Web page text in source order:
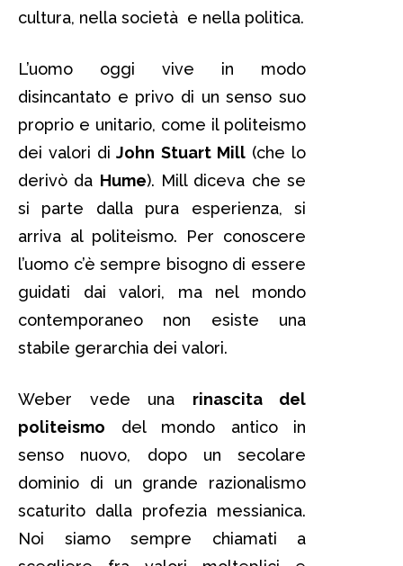
cultura, nella società e nella politica.
L’uomo oggi vive in modo
disincantato e privo di un senso suo
proprio e unitario, come il politeismo
dei valori di John Stuart Mill(che lo
derivò da Hume). Mill diceva che se
si parte dalla pura esperienza, si
arriva al politeismo. Per conoscere
l’uomo c’è sempre bisogno di essere
guidati dai valori, ma nel mondo
contemporaneo non esiste una
stabile gerarchia dei valori.
Weber vede una rinascita del
politeismo del mondo antico in
senso nuovo, dopo un secolare
dominio di un grande razionalismo
scaturito dalla profezia messianica.
Noi siamo sempre chiamati a